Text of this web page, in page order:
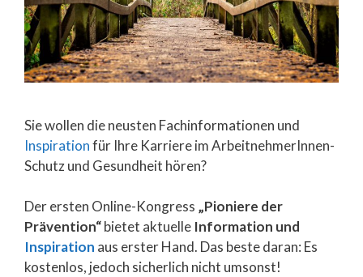
Sie wollen die neusten Fachinformationen und
Inspirationfür Ihre Karriere im ArbeitnehmerInnen-
Schutz und Gesundheit hören?
Der ersten Online-Kongress „Pioniere der
Prävention“bietet aktuelle Information und
Inspiration aus erster Hand. Das beste daran: Es
kostenlos, jedoch sicherlich nicht umsonst!